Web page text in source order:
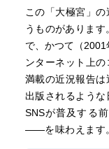
この「大極宮」
うものがありま
で、かつて（
ンターネット上
満載の近況報告
出版されるよう
SNSが普及する
――を味わえます